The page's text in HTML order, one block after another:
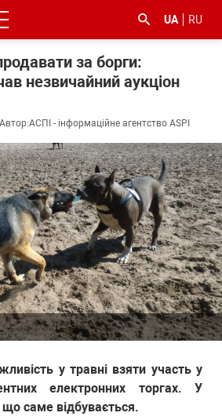
UA RU
за борги:
незвичайний аукціон
Автор:АСПІ - інформаційне агентство ASPI
у травні взяти участь у
електронних торгах. У
саме відбувається.
#Київ #коронавірус